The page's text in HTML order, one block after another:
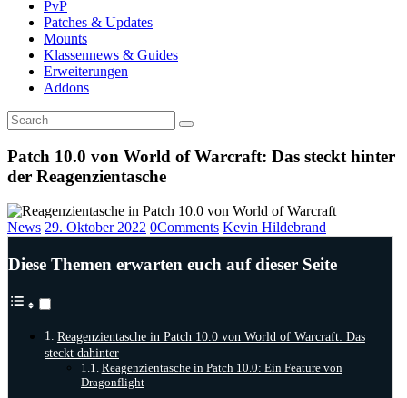
PvP
Patches & Updates
Mounts
Klassennews & Guides
Erweiterungen
Addons
Patch 10.0 von World of Warcraft: Das steckt hinter
der Reagenzientasche
News 29. Oktober 2022 0Comments Kevin Hildebrand
Diese Themen erwarten euch auf dieser Seite
Reagenzientasche in Patch 10.0 von World of Warcraft: Das
steckt dahinter
Reagenzientasche in Patch 10.0: Ein Feature von
Dragonflight